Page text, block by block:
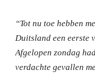
“Tot nu toe hebben
Duitsland een eerste
Afgelopen zondag
verdachte gevallen